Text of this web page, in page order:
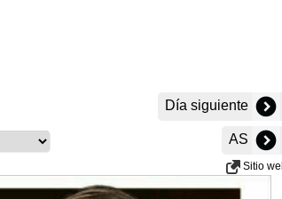
Día siguiente
AS
Sitio